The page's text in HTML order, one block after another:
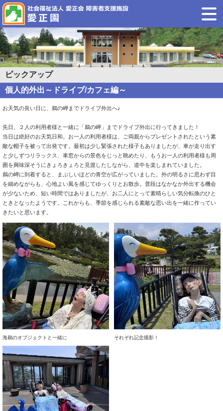
ピックアップ
個人的外出～ドライブ/カフェ編～
お天気の良い日に、鵜の岬までドライブ外出へ♪
先日、２人の利用者様と一緒に「鵜の岬」までドライブ外出に行ってきました！
当日は絶好のお天気日和。お一人の利用者様は、ご両親からプレゼントされたという素
敵な帽子を被って出発です。最初は少し緊張された様子もありましたが、車が走り出す
と少しずつリラックス、車窓からの景色をじっと眺めたり、もうお一人の利用者様も周
囲を興味深そうにきょろきょろと見渡したしながら、道中を楽しまれていました。
鵜の岬に到着すると、まぶしいほどの青空が広がっていました。外の明るさに思わず目
を細めながらも、心地よい風を感じてゆっくりとお散歩。普段はなかなか外出する機会
が少ないため、短い時間ではありましたが、お二人にとって素晴らしい気分転換のひと
ときとなったようです。これからも、季節を感じられる素敵な思い出を一緒に作ってい
きたいと思います。
海鵜のオブジェクトと一緒に それぞれ記念撮影！